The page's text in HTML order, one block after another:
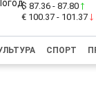
$ 87.36 - 87.80
€ 100.37 - 101.37
СПОРТ